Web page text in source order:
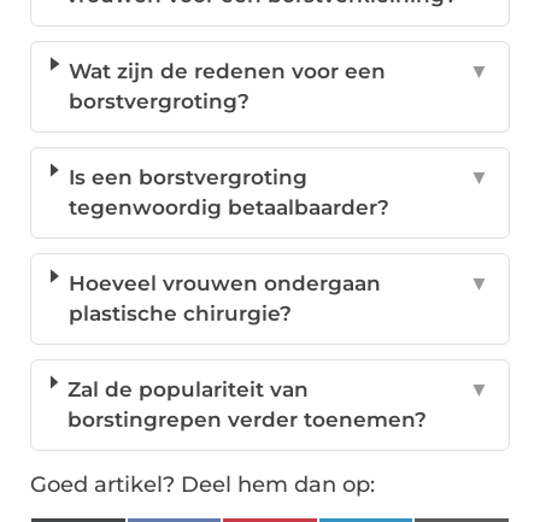
Wat zijn de redenen voor een
borstvergroting?
▼
Is een borstvergroting
tegenwoordig betaalbaarder?
▼
Hoeveel vrouwen ondergaan
plastische chirurgie?
▼
Zal de populariteit van
borstingrepen verder toenemen?
▼
Goed artikel? Deel hem dan op: